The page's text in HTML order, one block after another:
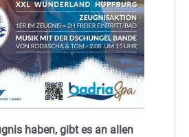
haben, gibt es an allen